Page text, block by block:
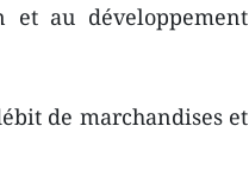
et au développement
de marchandises et